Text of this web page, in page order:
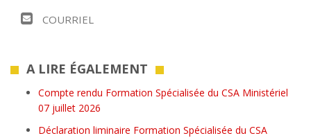
COURRIEL
A LIRE ÉGALEMENT
Compte rendu Formation Spécialisée du CSA Ministériel
07 juillet 2026
Déclaration liminaire Formation Spécialisée du CSA